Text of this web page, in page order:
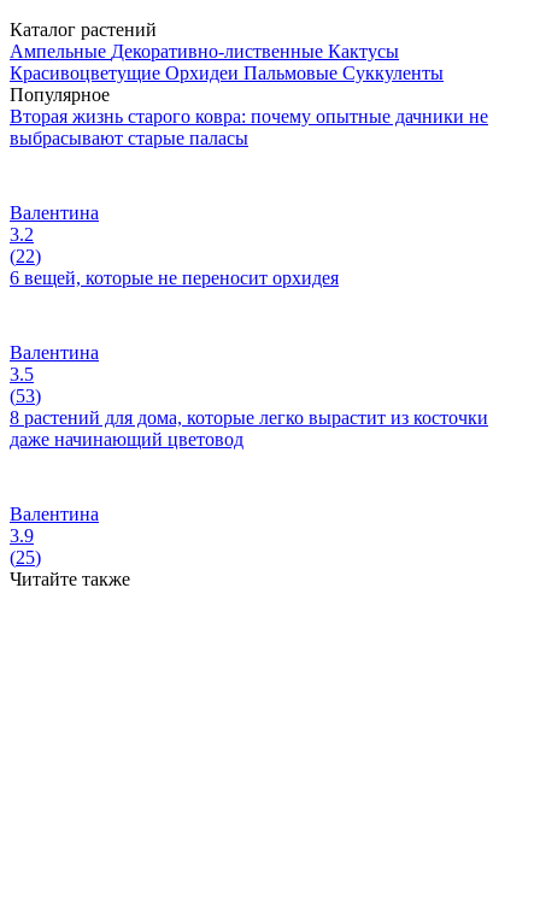
Каталог растений
Ампельные Декоративно-лиственные Кактусы
Красивоцветущие Орхидеи Пальмовые Суккуленты
Популярное
Вторая жизнь старого ковра: почему опытные дачники не
выбрасывают старые паласы
Валентина
3.2
(22)
6 вещей, которые не переносит орхидея
Валентина
3.5
(53)
8 растений для дома, которые легко вырастит из косточки
даже начинающий цветовод
Валентина
3.9
(25)
Читайте также